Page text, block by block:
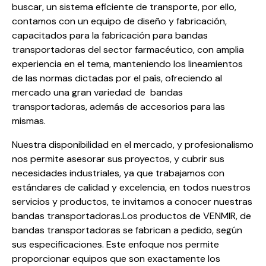
buscar, un sistema eficiente de transporte, por ello,
contamos con un equipo de diseño y fabricación,
capacitados para la fabricación para bandas
transportadoras del sector farmacéutico, con amplia
experiencia en el tema, manteniendo los lineamientos
de las normas dictadas por el país, ofreciendo al
mercado una gran variedad de bandas
transportadoras, además de accesorios para las
mismas.
Nuestra disponibilidad en el mercado, y profesionalismo
nos permite asesorar sus proyectos, y cubrir sus
necesidades industriales, ya que trabajamos con
estándares de calidad y excelencia, en todos nuestros
servicios y productos, te invitamos a conocer nuestras
bandas transportadoras.Los productos de VENMIR, de
bandas transportadoras se fabrican a pedido, según
sus especificaciones. Este enfoque nos permite
proporcionar equipos que son exactamente los